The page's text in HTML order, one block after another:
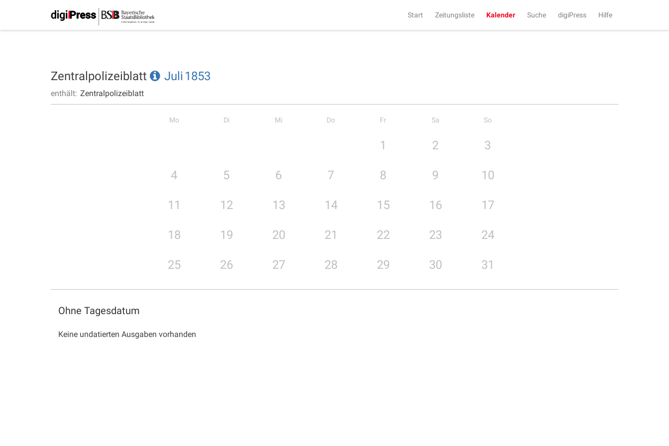
Start Zeitungsliste Kalender Suche digiPress Hilfe
Zentralpolizeiblatt Juli 1853
enthält: Zentralpolizeiblatt
Mo Di Mi Do Fr Sa So
1 2 3
4 5 6 7 8 9 10
11 12 13 14 15 16 17
18 19 20 21 22 23 24
25 26 27 28 29 30 31
Ohne Tagesdatum
Keine undatierten Ausgaben vorhanden